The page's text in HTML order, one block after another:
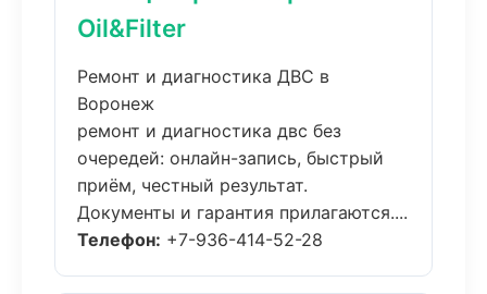
Oil&Filter
Ремонт и диагностика ДВС в
Воронеж
ремонт и диагностика двс без
очередей: онлайн-запись, быстрый
приём, честный результат.
Документы и гарантия прилагаются....
Телефон: +7-936-414-52-28